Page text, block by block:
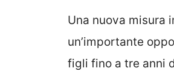
Una nuova misura
un’importante
figli fino a tre anni